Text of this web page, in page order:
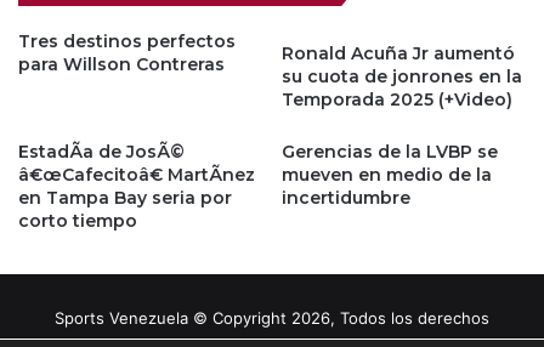
Tres destinos perfectos
para Willson Contreras
Ronald Acuña Jr aumentó
su cuota de jonrones en la
Temporada 2025 (+Video)
EstadÃ­a de JosÃ©
â€œCafecitoâ€ MartÃ­nez
en Tampa Bay seria por
corto tiempo
Gerencias de la LVBP se
mueven en medio de la
incertidumbre
Sports Venezuela © Copyright 2026, Todos los derechos